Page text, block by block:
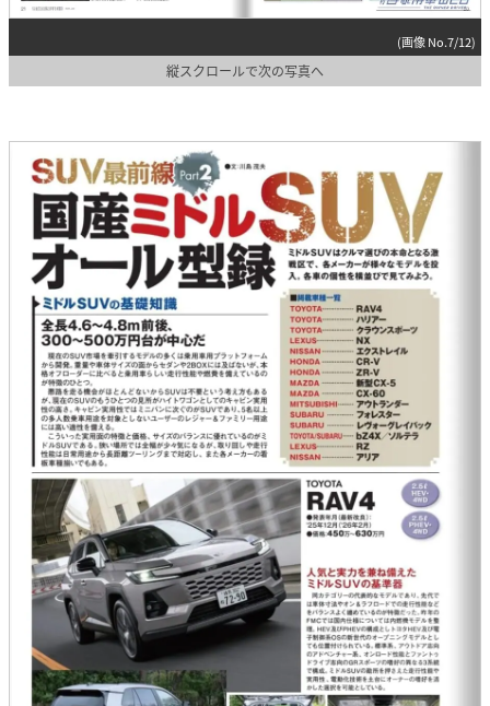
(画像 No.7/12)
縦スクロールで次の写真へ